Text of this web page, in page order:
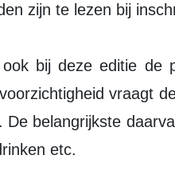
zijn te lezen bij
bij deze editie de
vraagt
De belangrijkste
etc.